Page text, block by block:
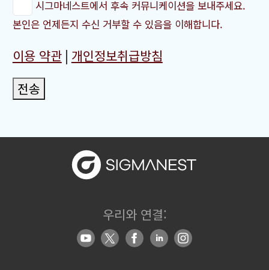
시그마네스트에서 후속 커뮤니케이션을 보내주세요.
본인은 언제든지 수신 거부할 수 있음을 이해합니다.
이용 약관| 개인정보취급방침
전송
우리와 연결: